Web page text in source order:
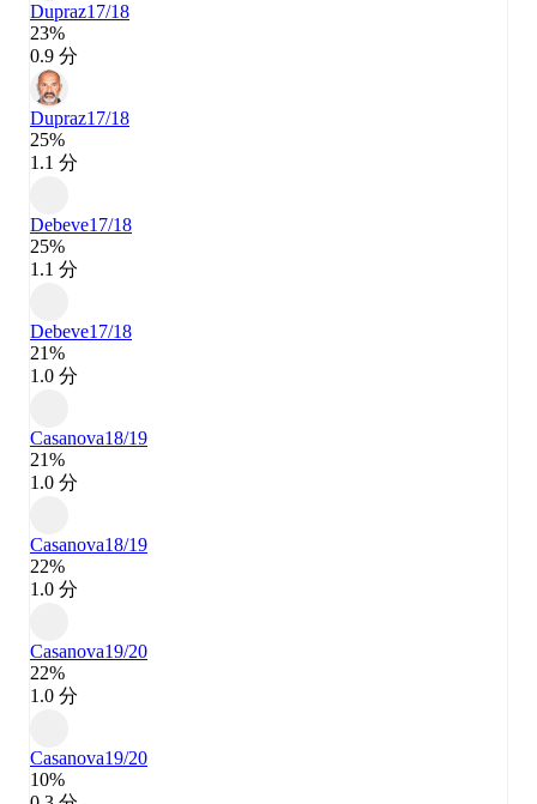
Dupraz17/18
23%
0.9 分
Dupraz17/18
25%
1.1 分
Debeve17/18
25%
1.1 分
Debeve17/18
21%
1.0 分
Casanova18/19
21%
1.0 分
Casanova18/19
22%
1.0 分
Casanova19/20
22%
1.0 分
Casanova19/20
10%